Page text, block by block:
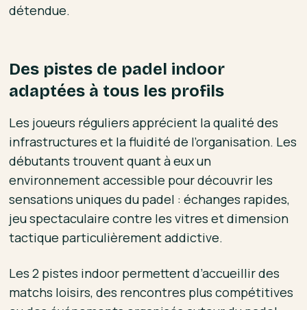
détendue.
Des pistes de padel indoor
adaptées à tous les profils
Les joueurs réguliers apprécient la qualité des
infrastructures et la fluidité de l’organisation. Les
débutants trouvent quant à eux un
environnement accessible pour découvrir les
sensations uniques du padel : échanges rapides,
jeu spectaculaire contre les vitres et dimension
tactique particulièrement addictive.
Les 2 pistes indoor permettent d’accueillir des
matchs loisirs, des rencontres plus compétitives